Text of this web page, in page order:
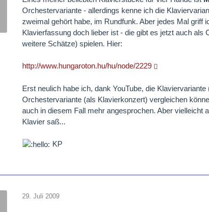
Orchestervariante - allerdings kenne ich die
zweimal gehört habe, im Rundfunk. Aber jedes Mal griff
Klavierfassung doch lieber ist - die gibt es jetzt auch
weitere Schätze) spielen. Hier:
http://www.hungaroton.hu/hu/node/2229
Erst neulich habe ich, dank YouTube, die
Orchestervariante (als Klavierkonzert) vergleichen
auch in diesem Fall mehr angesprochen. Aber
Klavier saß...
KP
29. Juli 2009